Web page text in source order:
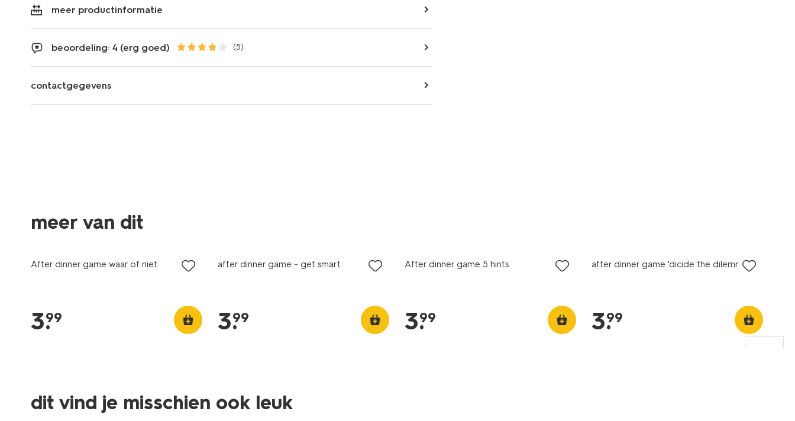
meer productinformatie
beoordeling: 4 (erg goed) (5)
contactgegevens
meer van dit
After dinner game waar of niet
3.
99
after dinner game - get smart
3.
99
After dinner game 5 hints
3.
99
after dinner game 'dicide the dilemma'
3.
99
dit vind je misschien ook leuk